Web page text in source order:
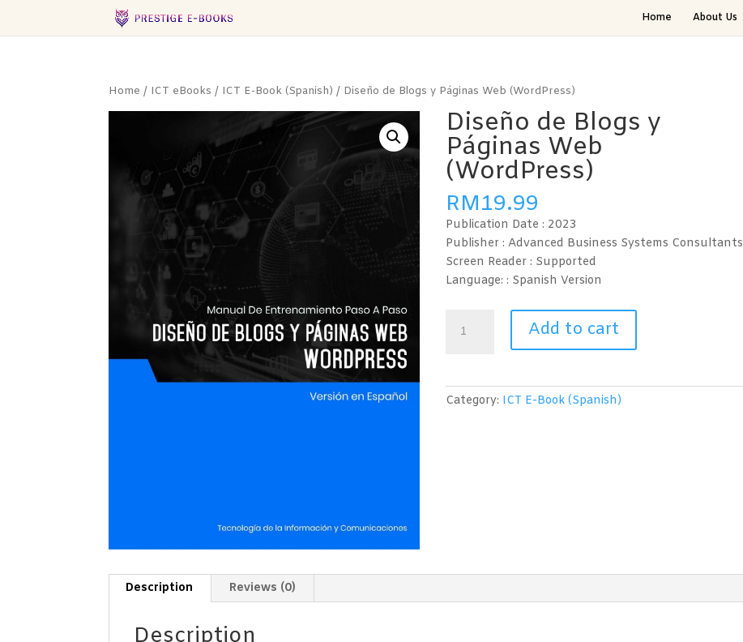
Home About Us
Home / ICT eBooks / ICT E-Book (Spanish) / Diseño de Blogs y Páginas Web (WordPress)
Diseño de Blogs y
Páginas Web
(WordPress)
RM19.99
Publication Date : 2023
Publisher : Advanced Business Systems Consultants
Screen Reader : Supported
Language: : Spanish Version
Páginas
Add to cart
Category: ICT E-Book (Spanish)
Description Reviews (0)